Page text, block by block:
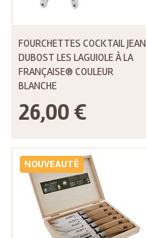
FOURCHETTES COCKTAIL JEAN
DUBOST LES LAGUIOLE À LA
FRANÇAISE® COULEUR
BLANCHE
26,00 €
NOUVEAUTÉ